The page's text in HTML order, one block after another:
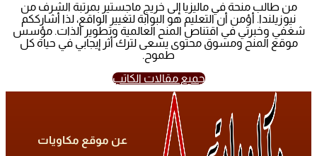
من طالب منحة في ماليزيا إلى خريج ماجستير بمرتبة الشرف من
نيوزيلندا. أؤمن أن التعليم هو البوابة لتغيير الواقع، لذا أشارككم
شغفي وخبرتي في اقتناص المنح العالمية وتطوير الذات. مؤسس
موقع المنح ومسوق محتوى يسعى لترك أثر إيجابي في حياة كل
طموح.
جميع مقالات الكاتب
عن موقع مكاويات